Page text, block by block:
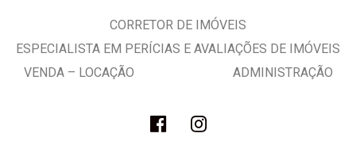
CORRETOR DE IMÓVEIS
ESPECIALISTA EM PERÍCIAS E AVALIAÇÕES DE IMÓVEIS
VENDA – LOCAÇÃO ADMINISTRAÇÃO